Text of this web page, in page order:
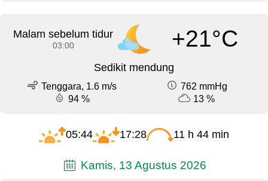
Malam sebelum tidur
03:00 +21°C
Sedikit mendung
Tenggara, 1.6 m/s
762 mmHg
94 %
13 %
05:44 17:28 11 h 44 min
Kamis, 13 Agustus 2026